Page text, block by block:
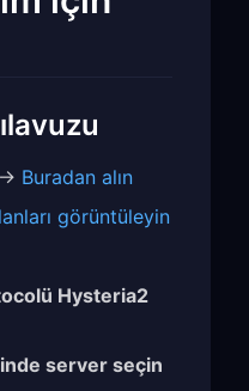
→ Buradan alın
görüntüleyin
Hysteria2
server seçin